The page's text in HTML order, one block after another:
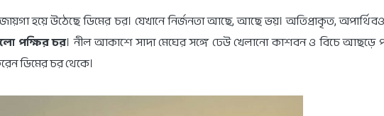
হয়ে উঠেছে ডিমের চর। যেখানে নির্জনতা আছে, আছে ভয়। অতিপ্রাকৃত,
পক্ষির চর। নীল আকাশে সাদা মেঘের সঙ্গে ঢেউ খেলানো কাশবন ও বিচে আছড়ে
ডিমের চর থেকে।